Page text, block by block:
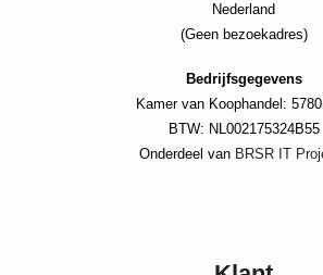
Nederland
(Geen bezoekadres)
Bedrijfsgegevens
Kamer van Koophandel:
BTW: NL002175324B55
Onderdeel van BRSR IT